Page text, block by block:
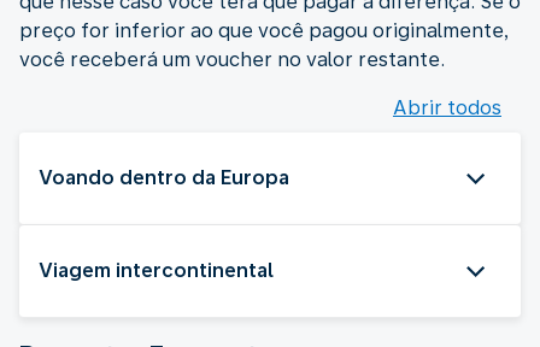
preço for inferior ao que você pagou originalmente,
você receberá um voucher no valor restante.
Abrir todos
Voando dentro da Europa
Viagem intercontinental